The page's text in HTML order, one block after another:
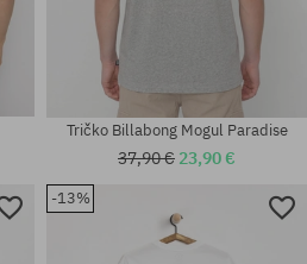
Dostupné veľkosti:
Tričko Billabong Mogul Paradise
37,90 € 23,90 €
-13%